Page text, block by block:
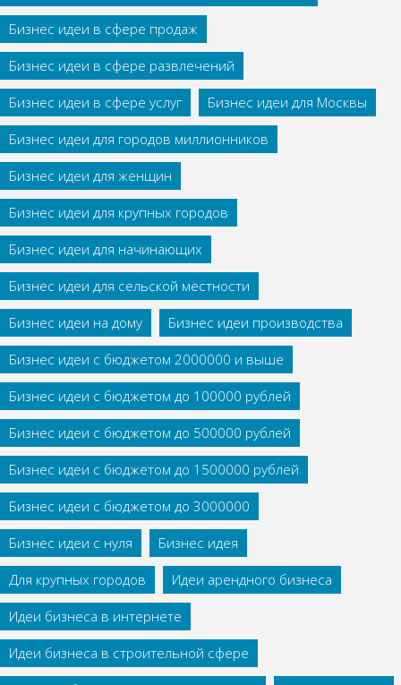
Бизнес идеи в сфере продаж
Бизнес идеи в сфере развлечений
Бизнес идеи в сфере услуг
Бизнес идеи для Москвы
Бизнес идеи для городов миллионников
Бизнес идеи для женщин
Бизнес идеи для крупных городов
Бизнес идеи для начинающих
Бизнес идеи для сельской местности
Бизнес идеи на дому
Бизнес идеи производства
Бизнес идеи с бюджетом 2000000 и выше
Бизнес идеи с бюджетом до 100000 рублей
Бизнес идеи с бюджетом до 500000 рублей
Бизнес идеи с бюджетом до 1500000 рублей
Бизнес идеи с бюджетом до 3000000
Бизнес идеи с нуля
Бизнес идея
Для крупных городов
Идеи арендного бизнеса
Идеи бизнеса в интернете
Идеи бизнеса в строительной сфере